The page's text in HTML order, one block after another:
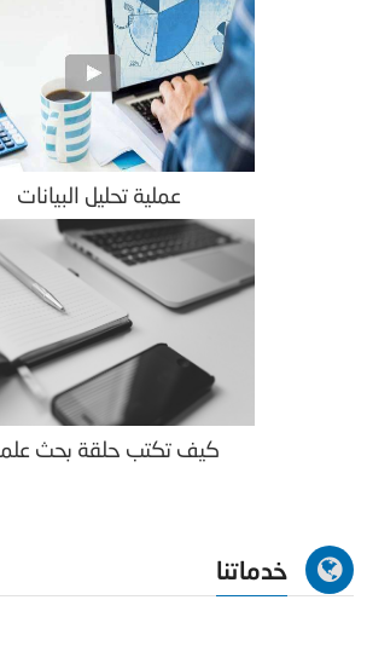
عملية تحليل البيانات
كيف تكتب حلقة بحث
خدماتنا